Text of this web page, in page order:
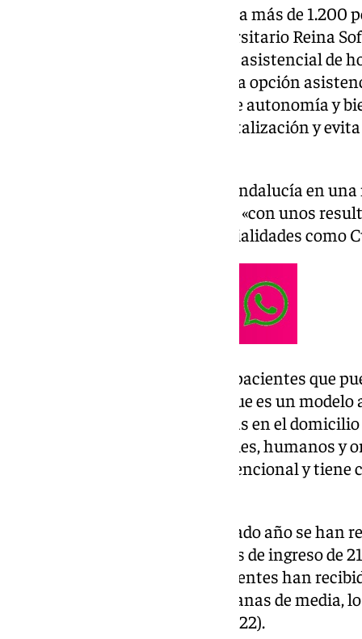
El Hospital Reina Sofía atiende a más de
domiciliaria. El Hospital Universitario Reina
1.206 personas en la modalidad asistencial
desde el inicio del programa, una opción
asistencial, aumenta el grado de autonomía y
los riesgos asociados a la hospitalización y
Según ha indicado la Junta de Andalucía en
marcha este programa en 2020 «con unos
venía desarrollándose en especialidades como
Desde entonces, el perfil de los pacientes que
programa ha ido creciendo ya que es un
cuidados y atenciones sanitarias en el
utilización de recursos materiales, humanos y
planta de hospitalización convencional y
Concretamente, durante el pasado año se han
estancias con una media de días de ingreso de
atendidas. Es decir, que los pacientes han
hogares durante unas tres semanas de media,
5.227 visitas (mil más que en 2022).